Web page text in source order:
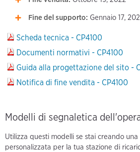
Fine del supporto: Gennaio 17,
Scheda tecnica - CP4100
Documenti normativi - CP4100
Guida alla progettazione del sito -
Notifica di fine vendita - CP4100
Modelli di segnaletica
Utilizza questi modelli se stai creando
personalizzata per la tua stazione di